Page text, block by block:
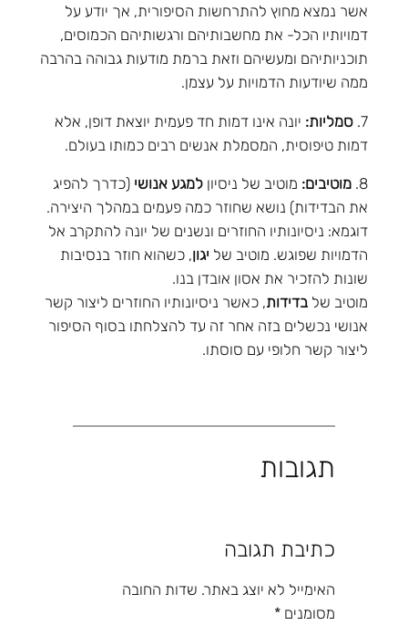
אשר נמצא מחוץ להתרחשות הסיפורית, אך יודע על
דמויותיו הכל- את מחשבותיהם ורגשותיהם הכמוסים,
תוכניותיהם ומעשיהם וזאת ברמת מודעות גבוהה בהרבה
ממה שיודעות הדמויות על עצמן.
7. סמליות: יונה אינו דמות חד פעמית יוצאת דופן, אלא
דמות טיפוסית, המסמלת אנשים רבים כמותו בעולם.
8. מוטיבים: מוטיב של ניסיון למגע אנושי (כדרך להפיג
את הבדידות) נושא שחוזר כמה פעמים במהלך היצירה.
דוגמא: ניסיונותיו החוזרים ונשנים של יונה להתקרב אל
הדמויות שפוגש. מוטיב של יגון, כשהוא חוזר בנסיבות
שונות להזכיר את אסון אובדן בנו.
מוטיב של בדידות, כאשר ניסיונותיו החוזרים ליצור קשר
אנושי נכשלים בזה אחר זה עד להצלחתו בסוף הסיפור
ליצור קשר חלופי עם סוסתו.
תגובות
כתיבת תגובה
האימייל לא יוצג באתר. שדות החובה
מסומנים *